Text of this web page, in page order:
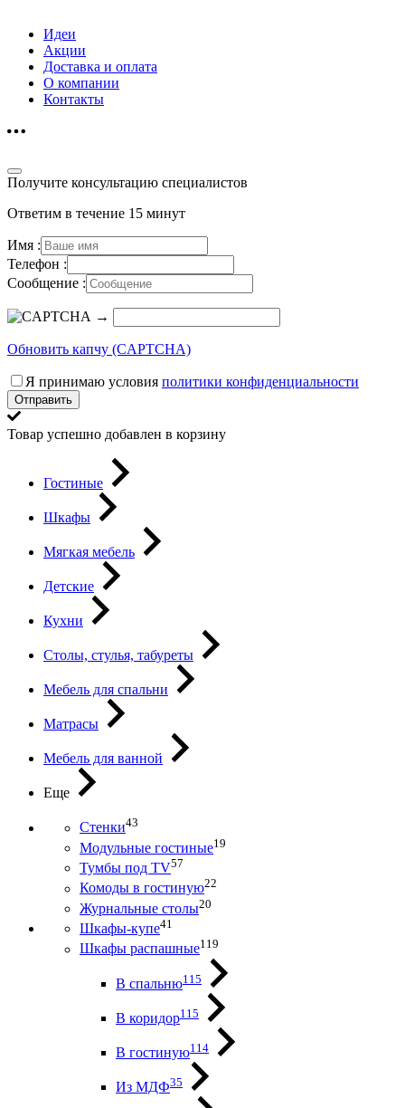
Идеи
Акции
Доставка и оплата
О компании
Контакты
Получите консультацию специалистов
Ответим в течение 15 минут
Имя :
Телефон :
Сообщение :
→
Обновить капчу (CAPTCHA)
Я принимаю условия политики конфиденциальности
Отправить
Товар успешно добавлен в корзину
Гостиные
Шкафы
Мягкая мебель
Детские
Кухни
Столы, стулья, табуреты
Мебель для спальни
Матрасы
Мебель для ванной
Еще
Стенки43
Модульные гостиные19
Тумбы под ТV57
Комоды в гостиную22
Журнальные столы20
Шкафы-купе41
Шкафы распашные119
В спальню115
В коридор115
В гостиную114
Из МДФ35